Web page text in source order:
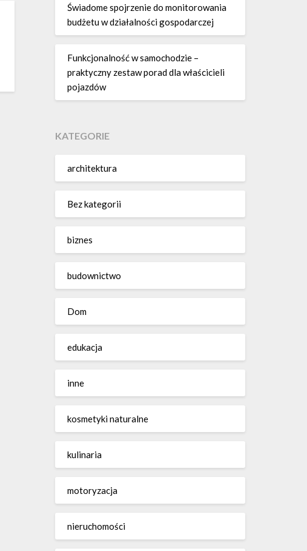
Świadome spojrzenie do monitorowania
budżetu w działalności gospodarczej
Funkcjonalność w samochodzie –
praktyczny zestaw porad dla właścicieli
pojazdów
KATEGORIE
architektura
Bez kategorii
biznes
budownictwo
Dom
edukacja
inne
kosmetyki naturalne
kulinaria
motoryzacja
nieruchomości